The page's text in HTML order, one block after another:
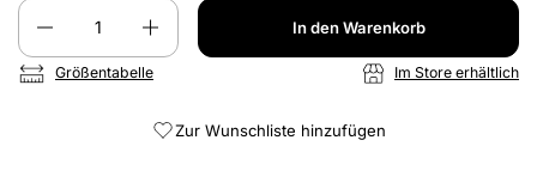
Anzahl
In den Warenkorb
Größentabelle Im Store erhältlich
Zur Wunschliste hinzufügen